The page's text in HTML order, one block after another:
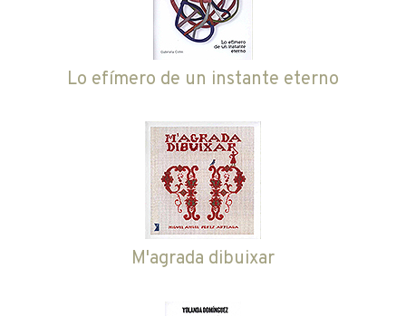
Lo efímero de un instante eterno
M'agrada dibuixar